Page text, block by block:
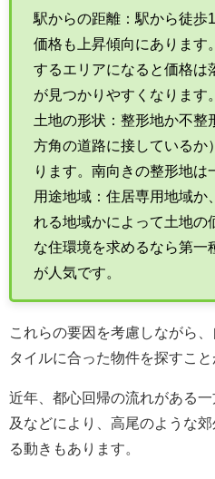
駅からの距離：駅から徒歩
価格も上昇傾向にあります
するエリアになると価格は
が見つかりやすくなります。
土地の形状：整形地か不整
方角の道路に接しているか
ります。南向きの整形地は
用途地域：住居専用地域か
れる地域かによって土地の
な住環境を求めるなら第一
が人気です。
これらの要因を考慮しながら
タイルに合った物件を探すこと
近年、都心回帰の流れがある
及などにより、高尾のような
る動きもあります。